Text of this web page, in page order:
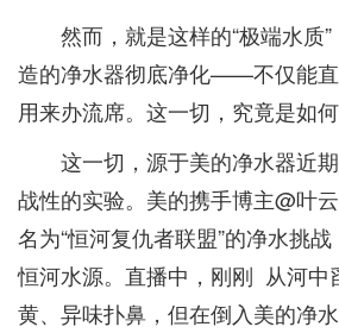
然而，就是这样的“极端水质
造的净水器彻底净化——不仅能
用来办流席。这一切，究竟是如
这一切，源于美的净水器近
战性的实验。美的携手博主@叶
名为“恒河复仇者联盟”的净水挑
恒河水源。直播中，刚刚 从河中
黄、异味扑鼻，但在倒入美的净